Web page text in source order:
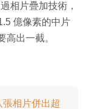
相片疊加技術，
億像素的中片
高出一截。
張相片併出超